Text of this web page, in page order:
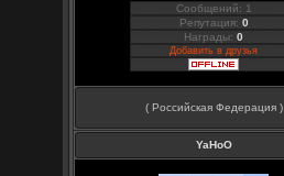
Сообщений: 1
Репутация: 0
Награды:0
Добавить в друзья
( Российская Федерация )
YaHoO